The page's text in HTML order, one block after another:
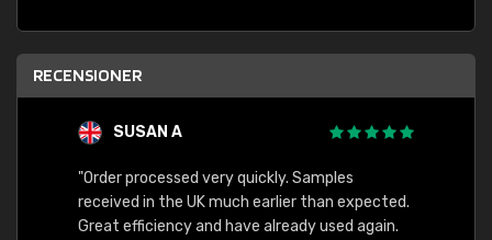
RECENSIONER
SUSAN A
"Order processed very quickly. Samples
received in the UK much earlier than expected.
Great efficiency and have already used again.